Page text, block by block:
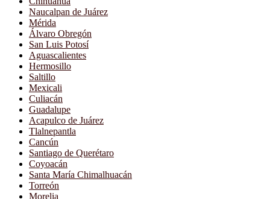
Naucalpan de Juárez
Mérida
Álvaro Obregón
San Luis Potosí
Aguascalientes
Hermosillo
Saltillo
Mexicali
Culiacán
Guadalupe
Acapulco de Juárez
Tlalnepantla
Cancún
Santiago de Querétaro
Coyoacán
Santa María Chimalhuacán
Torreón
Morelia